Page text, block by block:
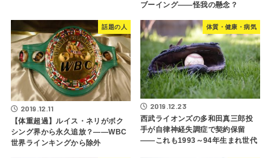
ブーイング――怪我の懸念？
話題の人
2019.12.11
【体重超過】ルイス・ネリがボク
シング界から永久追放？――WBC
世界ラインキングから除外
体質・健康・病気
2019.12.23
西武ライオンズの多和田真三郎投
手が自律神経失調症で契約保留
――これも1993～94年生まれ世代